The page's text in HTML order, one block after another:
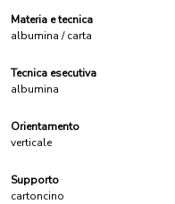
Materia e tecnica
albumina / carta
Tecnica esecutiva
albumina
Orientamento
verticale
Supporto
cartoncino